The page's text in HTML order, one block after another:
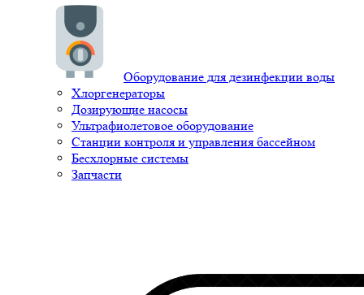
Оборудование для дезинфекции воды
Хлоргенераторы
Дозирующие насосы
Ультрафиолетовое оборудование
Станции контроля и управления бассейном
Бесхлорные системы
Запчасти